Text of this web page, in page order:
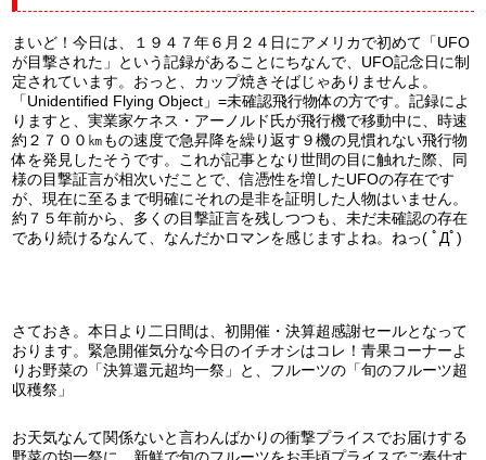
まいど！今日は、１９４７年６月２４日にアメリカで初めて「UFO
が目撃された」という記録があることにちなんで、UFO記念日に制
定されています。おっと、カップ焼きそばじゃありませんよ。
「Unidentified Flying Object」=未確認飛行物体の方です。記録によ
りますと、実業家ケネス・アーノルド氏が飛行機で移動中に、時速
約２７００㎞もの速度で急昇降を繰り返す９機の見慣れない飛行物
体を発見したそうです。これが記事となり世間の目に触れた際、同
様の目撃証言が相次いだことで、信憑性を増したUFOの存在です
が、現在に至るまで明確にそれの是非を証明した人物はいません。
約７５年前から、多くの目撃証言を残しつつも、未だ未確認の存在
であり続けるなんて、なんだかロマンを感じますよね。ねっ( ﾟДﾟ)
さておき。本日より二日間は、初開催・決算超感謝セールとなって
おります。緊急開催気分な今日のイチオシはコレ！青果コーナーよ
りお野菜の「決算還元超均一祭」と、フルーツの「旬のフルーツ超
収穫祭」
お天気なんて関係ないと言わんばかりの衝撃プライスでお届けする